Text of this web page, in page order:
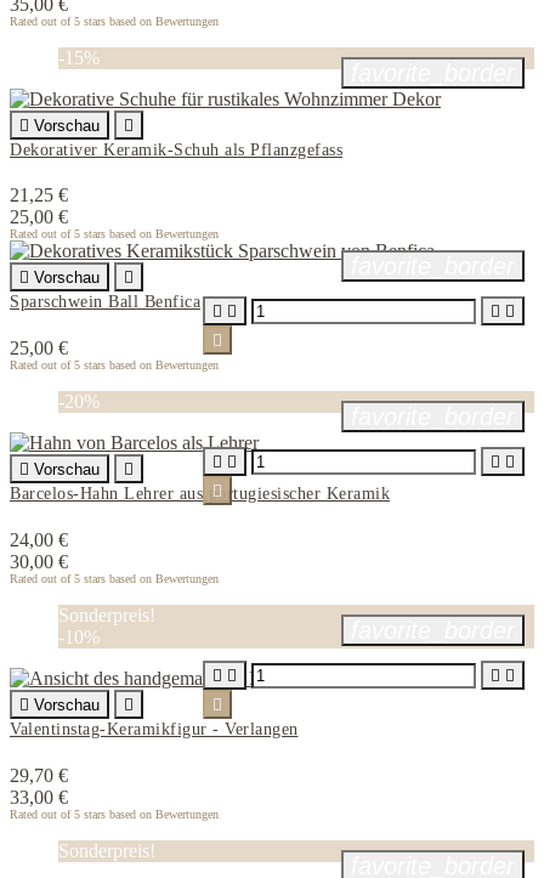
Rated out of 5 stars based on Bewertungen
-15%
 Vorschau

Dekorativer Keramik-Schuh als Pflanzgefass
21,25 €
25,00 €
Rated out of 5 stars based on Bewertungen
 Vorschau

Sparschwein Ball Benfica
25,00 €
Rated out of 5 stars based on Bewertungen
   

-20%
 Vorschau

Barcelos-Hahn Lehrer aus portugiesischer Keramik
24,00 €
30,00 €
Rated out of 5 stars based on Bewertungen
   

Sonderpreis!
-10%
 Vorschau

Valentinstag-Keramikfigur - Verlangen
29,70 €
33,00 €
Rated out of 5 stars based on Bewertungen
   

Sonderpreis!